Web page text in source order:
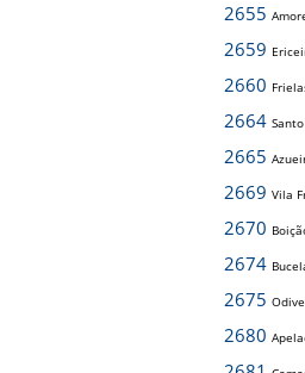
2655
2659
2660
2664
2665
2669 Vila
2670
2674
2675
2680